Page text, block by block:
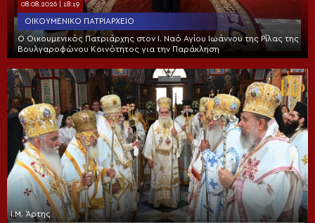
08.08.2026 | 18:19
ΟΙΚΟΥΜΕΝΙΚΌ ΠΑΤΡΙΑΡΧΕΊΟ
Ο Οικουμενικός Πατριάρχης στον I. Ναό Αγίου Ιωάννου της Ρίλας της
Βουλγαροφώνου Κοινότητος για την Παράκληση
Ι.Μ. Άρτης